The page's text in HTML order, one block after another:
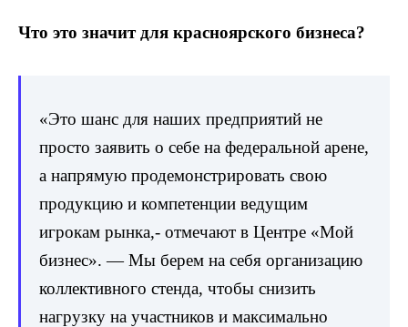
Что это значит для красноярского бизнеса?
«Это шанс для наших предприятий не
просто заявить о себе на федеральной арене,
а напрямую продемонстрировать свою
продукцию и компетенции ведущим
игрокам рынка,- отмечают в Центре «Мой
бизнес». — Мы берем на себя организацию
коллективного стенда, чтобы снизить
нагрузку на участников и максимально